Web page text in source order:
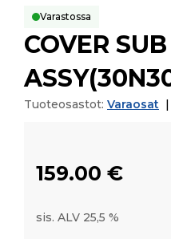
Varastossa
COVER SUB
Tuoteosastot: Varaosat
159.00 €
sis. ALV 25,5 %